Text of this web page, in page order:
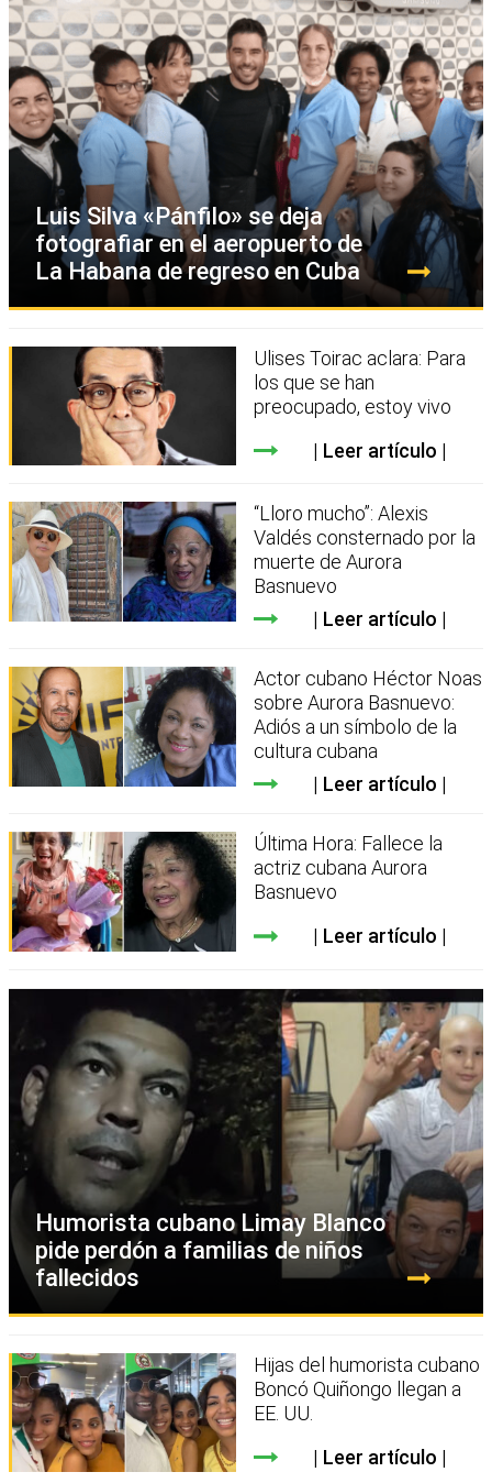
Luis Silva «Pánfilo» se deja
fotografiar en el aeropuerto de
La Habana de regreso en Cuba
Ulises Toirac aclara: Para
los que se han
preocupado, estoy vivo
Leer artículo
“Lloro mucho”: Alexis
Valdés consternado por la
muerte de Aurora
Basnuevo
Leer artículo
Actor cubano Héctor Noas
sobre Aurora Basnuevo:
Adiós a un símbolo de la
cultura cubana
Leer artículo
Última Hora: Fallece la
actriz cubana Aurora
Basnuevo
Leer artículo
Humorista cubano Limay Blanco
pide perdón a familias de niños
fallecidos
Hijas del humorista cubano
Boncó Quiñongo llegan a
EE. UU.
Leer artículo